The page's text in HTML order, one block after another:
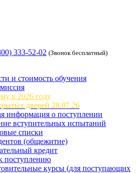
333-52-02 (Звонок бесплатный)
и стоимость обучения
в 2026 году
дверей 28.07.26
информация о поступлении
вступительных испытаний
списки
(общежитие)
кредит
поступлению
курсы (для поступающих